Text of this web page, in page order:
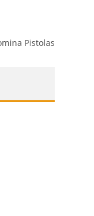
Pistolas